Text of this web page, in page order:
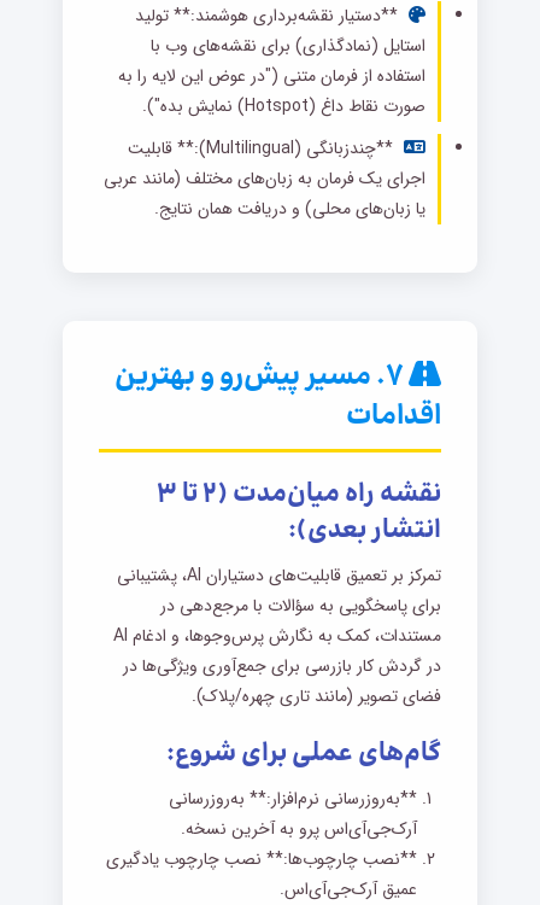
**دستیار نقشه‌برداری هوشمند:** تولید
استایل (نمادگذاری) برای نقشه‌های وب با
استفاده از فرمان متنی ("در عوض این لایه را به
صورت نقاط داغ (Hotspot) نمایش بده").
**چندزبانگی (Multilingual):** قابلیت
اجرای یک فرمان به زبان‌های مختلف (مانند عربی
یا زبان‌های محلی) و دریافت همان نتایج.
۷. مسیر پیش‌رو و بهترین
اقدامات
نقشه راه میان‌مدت (۲ تا ۳
انتشار بعدی):
تمرکز بر تعمیق قابلیت‌های دستیاران AI، پشتیبانی
برای پاسخگویی به سؤالات با مرجع‌دهی در
مستندات، کمک به نگارش پرس‌وجوها، و ادغام AI
در گردش کار بازرسی برای جمع‌آوری ویژگی‌ها در
فضای تصویر (مانند تاری چهره/پلاک).
گام‌های عملی برای شروع:
**به‌روزرسانی نرم‌افزار:** به‌روزرسانی
آرک‌جی‌آی‌اس پرو به آخرین نسخه.
**نصب چارچوب‌ها:** نصب چارچوب یادگیری
عمیق آرک‌جی‌آی‌اس.